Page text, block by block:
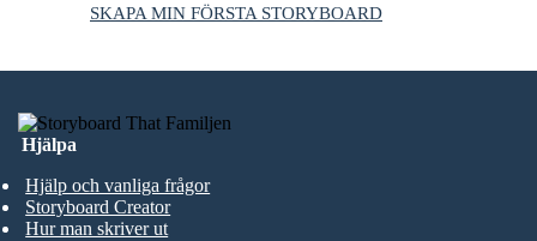
SKAPA MIN FÖRSTA STORYBOARD
Hjälpa
Hjälp och vanliga frågor
Storyboard Creator
Hur man skriver ut